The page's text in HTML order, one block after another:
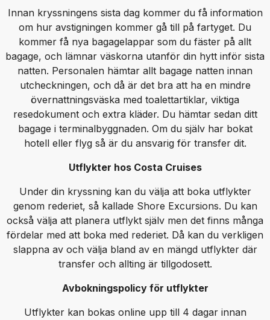
Innan kryssningens sista dag kommer du få information
om hur avstigningen kommer gå till på fartyget. Du
kommer få nya bagagelappar som du fäster på allt
bagage, och lämnar väskorna utanför din hytt inför sista
natten. Personalen hämtar allt bagage natten innan
utcheckningen, och då är det bra att ha en mindre
övernattningsväska med toalettartiklar, viktiga
resedokument och extra kläder. Du hämtar sedan ditt
bagage i terminalbyggnaden. Om du själv har bokat
hotell eller flyg så är du ansvarig för transfer dit.
Utflykter hos Costa Cruises
Under din kryssning kan du välja att boka utflykter
genom rederiet, så kallade Shore Excursions. Du kan
också välja att planera utflykt själv men det finns många
fördelar med att boka med rederiet. Då kan du verkligen
slappna av och välja bland av en mängd utflykter där
transfer och allting är tillgodosett.
Avbokningspolicy för utflykter
Utflykter kan bokas online upp till 4 dagar innan